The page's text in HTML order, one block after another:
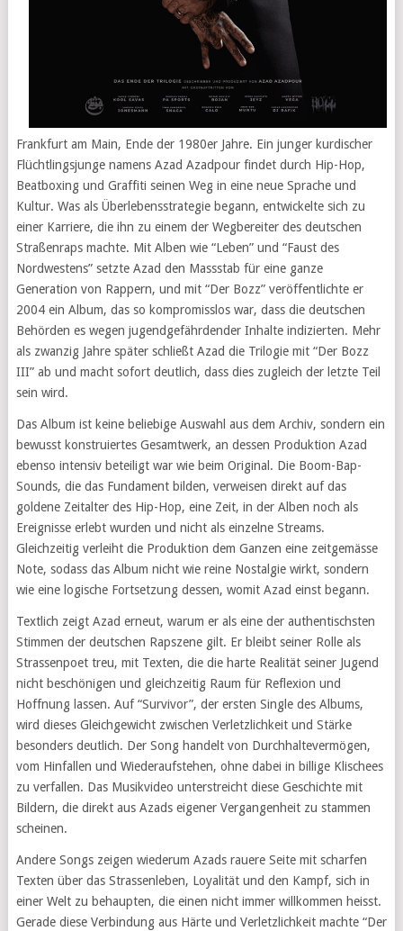
Frankfurt am Main, Ende der 1980er Jahre. Ein junger kurdischer
Flüchtlingsjunge namens Azad Azadpour findet durch Hip-Hop,
Beatboxing und Graffiti seinen Weg in eine neue Sprache und
Kultur. Was als Überlebensstrategie begann, entwickelte sich zu
einer Karriere, die ihn zu einem der Wegbereiter des deutschen
Straßenraps machte. Mit Alben wie “Leben” und “Faust des
Nordwestens” setzte Azad den Massstab für eine ganze
Generation von Rappern, und mit “Der Bozz” veröffentlichte er
2004 ein Album, das so kompromisslos war, dass die deutschen
Behörden es wegen jugendgefährdender Inhalte indizierten. Mehr
als zwanzig Jahre später schließt Azad die Trilogie mit “Der Bozz
III” ab und macht sofort deutlich, dass dies zugleich der letzte Teil
sein wird.
Das Album ist keine beliebige Auswahl aus dem Archiv, sondern ein
bewusst konstruiertes Gesamtwerk, an dessen Produktion Azad
ebenso intensiv beteiligt war wie beim Original. Die Boom-Bap-
Sounds, die das Fundament bilden, verweisen direkt auf das
goldene Zeitalter des Hip-Hop, eine Zeit, in der Alben noch als
Ereignisse erlebt wurden und nicht als einzelne Streams.
Gleichzeitig verleiht die Produktion dem Ganzen eine zeitgemässe
Note, sodass das Album nicht wie reine Nostalgie wirkt, sondern
wie eine logische Fortsetzung dessen, womit Azad einst begann.
Textlich zeigt Azad erneut, warum er als eine der authentischsten
Stimmen der deutschen Rapszene gilt. Er bleibt seiner Rolle als
Strassenpoet treu, mit Texten, die die harte Realität seiner Jugend
nicht beschönigen und gleichzeitig Raum für Reflexion und
Hoffnung lassen. Auf “Survivor”, der ersten Single des Albums,
wird dieses Gleichgewicht zwischen Verletzlichkeit und Stärke
besonders deutlich. Der Song handelt von Durchhaltevermögen,
vom Hinfallen und Wiederaufstehen, ohne dabei in billige Klischees
zu verfallen. Das Musikvideo unterstreicht diese Geschichte mit
Bildern, die direkt aus Azads eigener Vergangenheit zu stammen
scheinen.
Andere Songs zeigen wiederum Azads rauere Seite mit scharfen
Texten über das Strassenleben, Loyalität und den Kampf, sich in
einer Welt zu behaupten, die einen nicht immer willkommen heisst.
Gerade diese Verbindung aus Härte und Verletzlichkeit machte “Der